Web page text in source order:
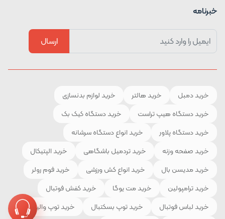
خبرنامه
ارسال
خرید دمبل خرید هالتر
خرید لوازم بدنسازی
خرید دستگاه هیپ تراست
خرید دستگاه کیک بک
خرید دستگاه پلاور
خرید انواع دستگاه سرشانه
خرید صفحه وزنه
خرید تردمیل باشگاهی
خرید الپتیکال
خرید مدیسن بال
خرید انواع کش ورزشی
خرید فوم رولر
خرید ترامپولین
خرید مت یوگا
خرید کفش فوتبال
خرید لباس فوتبال
خرید توپ بسکتبال
خرید توپ والیبال